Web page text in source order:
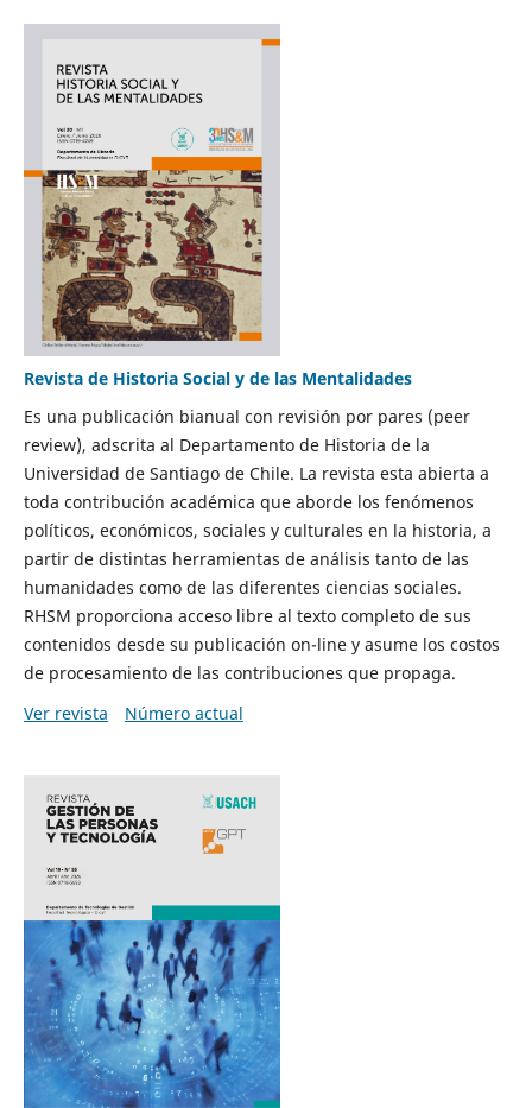
Revista de Historia Social y de las Mentalidades
Es una publicación bianual con revisión por pares (peer
review), adscrita al Departamento de Historia de la
Universidad de Santiago de Chile. La revista esta abierta a
toda contribución académica que aborde los fenómenos
políticos, económicos, sociales y culturales en la historia, a
partir de distintas herramientas de análisis tanto de las
humanidades como de las diferentes ciencias sociales.
RHSM proporciona acceso libre al texto completo de sus
contenidos desde su publicación on-line y asume los costos
de procesamiento de las contribuciones que propaga.
Ver revista
Número actual